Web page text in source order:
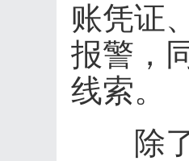
账凭证
报警，
线索。
除了